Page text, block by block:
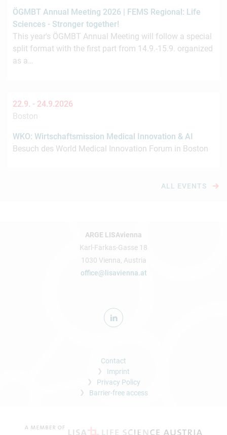
ÖGMBT Annual Meeting 2026 | FEMS Regional: Life
Sciences - Stronger together!
This year's ÖGMBT Annual Meeting will follow a special
split format with the first part from 14.9.-15.9. organized
as a…
22.9. - 24.9.2026
Boston
WKO: Wirtschaftsmission Medical Innovation & AI
Besuch des World Medical Innovation Forum in Boston
ALL EVENTS
ARGE LISAvienna
Karl-Farkas-Gasse 18
1030 Vienna, Austria
office@lisavienna.at
Contact
Imprint
Privacy Policy
Barrier-free access